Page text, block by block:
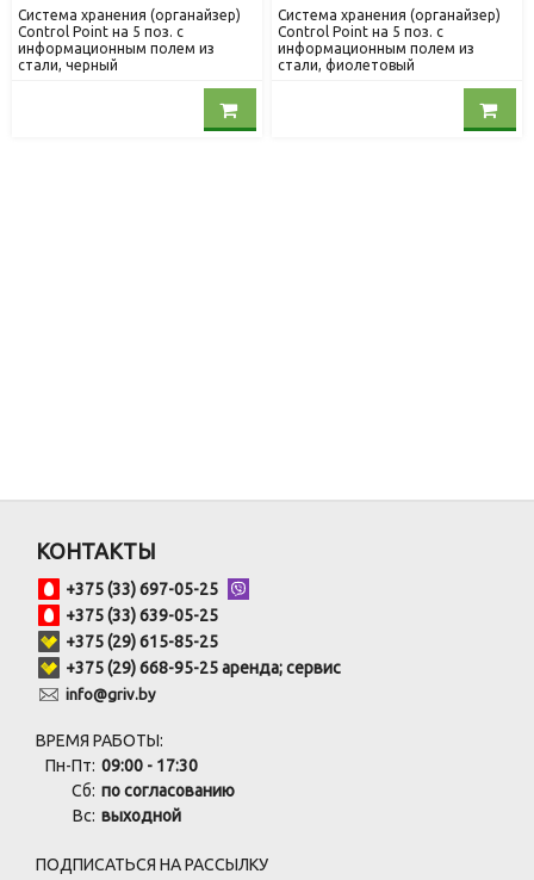
Система хранения (органайзер)
Control Point на 5 поз. с
информационным полем из
стали, черный
Система хранения (органайзер)
Control Point на 5 поз. с
информационным полем из
стали, фиолетовый
КОНТАКТЫ
+375 (33) 697-05-25
+375 (33) 639-05-25
+375 (29) 615-85-25
+375 (29) 668-95-25 аренда; сервис
info@griv.by
ВРЕМЯ РАБОТЫ:
Пн-Пт: 09:00 - 17:30
Сб: по согласованию
Вс: выходной
ПОДПИСАТЬСЯ НА РАССЫЛКУ